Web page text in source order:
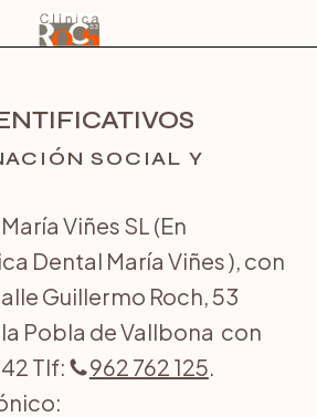
SOCIAL Y
Viñes SL (En
Dental María Viñes ), con
Guillermo Roch, 53
Pobla de Vallbona con
Tlf:
962 762 125.